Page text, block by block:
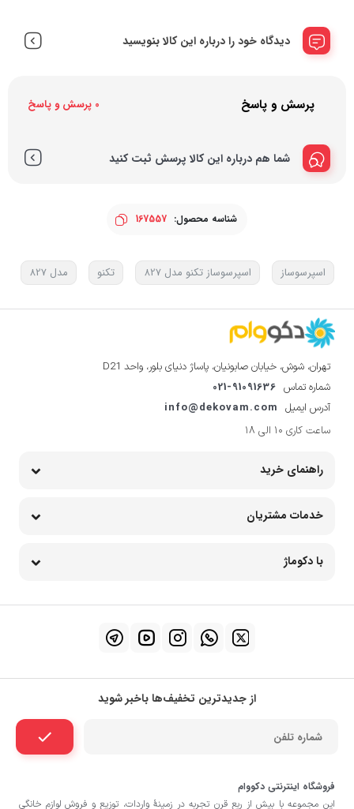
دیدگاه خود را درباره این کالا بنویسید
پرسش و پاسخ 0 پرسش و پاسخ
شما هم درباره این کالا پرسش ثبت کنید
شناسه محصول: 167557
اسپرسوساز اسپرسوساز تکنو مدل 827 تکنو مدل 827
تهران، شوش، خیابان صابونیان، پاساژ دنیای بلور، واحد D21
شماره تماس 021-91091636
آدرس ایمیل info@dekovam.com
ساعت کاری 10 الی 18
راهنمای خرید
خدمات مشتریان
با دکوماژ
از جدیدترین تخفیف‌ها باخبر شوید
فروشگاه اینترنتی دکووام
این مجموعه با بيش از ربع قرن تجربه در زمينۀ واردات، توزيع و فروش لوازم خانگی